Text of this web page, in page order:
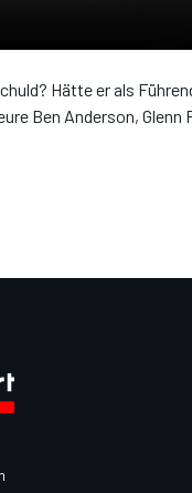
Hätte er als
Ben Anderson, Glenn